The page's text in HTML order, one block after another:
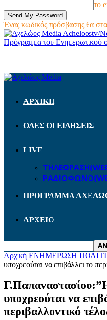
το
Ένας κωδικός πρόσβασης θα
Acheloostv/
Πρόγραμμα του Ενημερωτικού
ΑΡΧΙΚΗ
ΟΛΕΣ ΟΙ ΕΙΔΗΣΕΙΣ
LIVE
ΠΡΟΓΡΑΜΜΑ
ΑΡΧΕΙΟ
Αρχική ΕΝΗΜΕΡΩΣΗ
υποχρεούται να επιβάλλει το
υποχρεούται να
περιβαλλοντικό